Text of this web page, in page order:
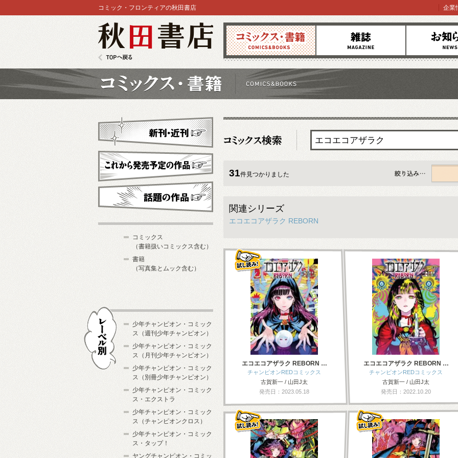
コミックス 雑誌 お知らせ
コミック・フロンティアの秋田書店 企業
31件見つかりました
すべて
関連シリーズ
エコエコアザラク REBORN
エコエコアザラク REBORN …
チャンピオンREDコミックス
古賀新一 / 山田J太
発売日：2023.05.18
エコエコアザラク REBORN …
チャンピオンREDコミックス
古賀新一 / 山田J太
発売日：2022.10.20
新刊・近刊
これから発売予定
コミックス
（書籍扱いコミックス含む）
書籍
（写真集とムック含む）
少年チャンピオン・コミック
ス（週刊少年チャンピオン）
少年チャンピオン・コミック
ス（月刊少年チャンピオン）
少年チャンピオン・コミック
ス（別冊少年チャンピオン）
少年チャンピオン・コミック
ス・エクストラ
少年チャンピオン・コミック
ス（チャンピオンクロス）
少年チャンピオン・コミック
ス・タップ！
ヤングチャンピオン・コミッ